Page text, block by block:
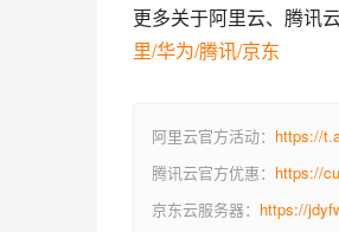
更多关于阿里云、腾讯
里/华为/腾讯/京东
阿里云官方活动： https://
腾讯云官方优惠： https://
京东云服务器： https://